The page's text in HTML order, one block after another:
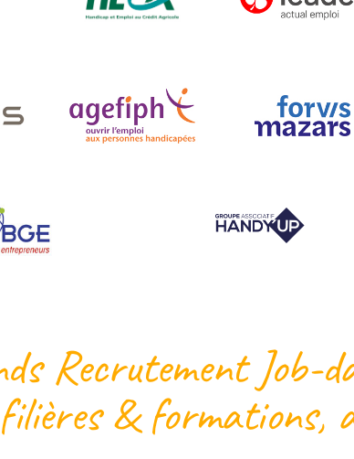
Recrutement Job-
filières & formations,